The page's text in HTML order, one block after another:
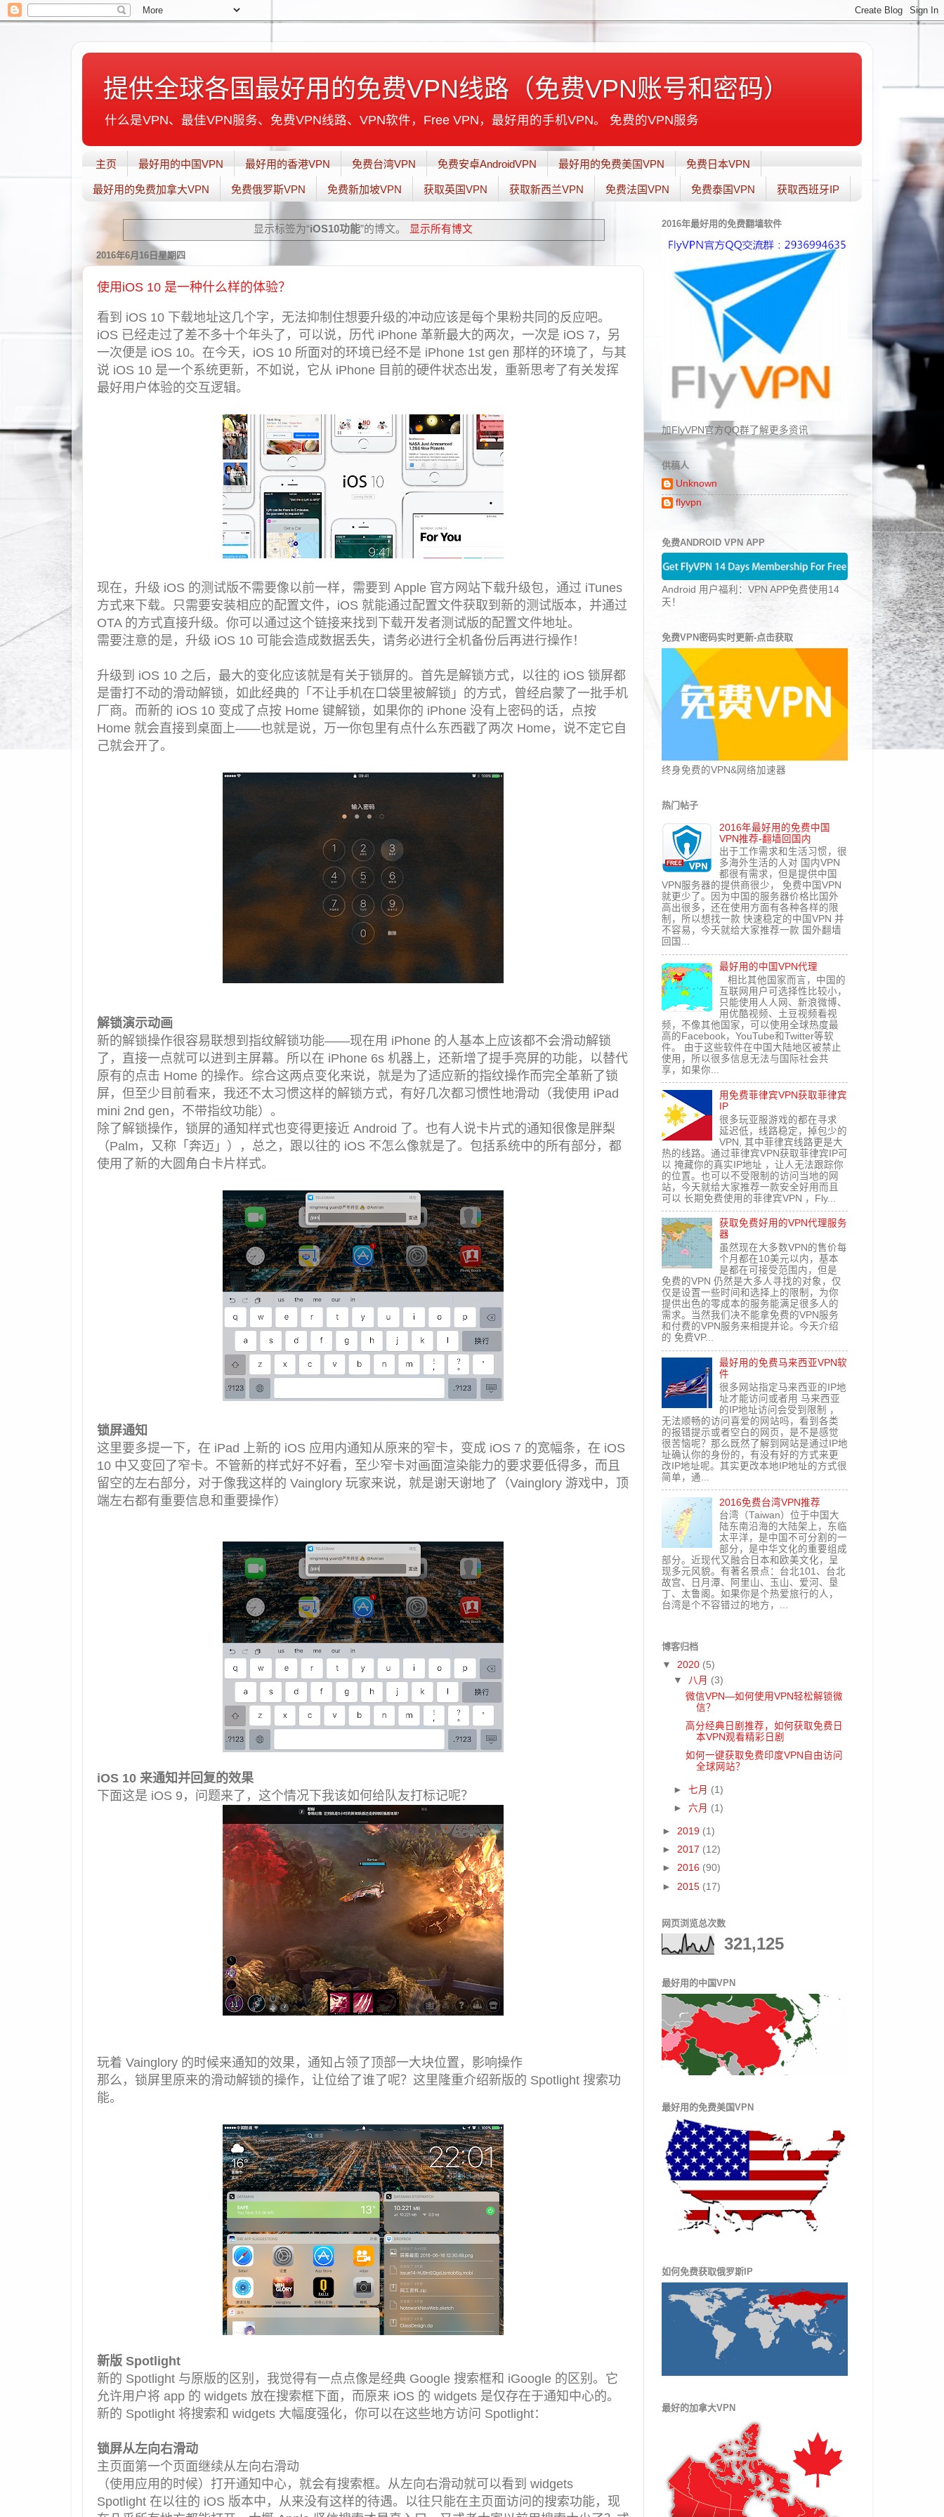
提供全球各国最好用的免费VPN线路（免费VPN账号和密码）
什么是VPN、最佳VPN服务、免费VPN线路、VPN软件，Free VPN，最好用的手机VPN。 免费的VPN服务
主页 最好用的中国VPN 最好用的香港VPN 免费台湾VPN 免费安卓AndroidVPN 最好用的免费美国VPN 免费日本VPN
最好用的免费加拿大VPN 免费俄罗斯VPN 免费新加坡VPN 获取英国VPN 获取新西兰VPN 免费法国VPN 免费泰国VPN 获取西班牙IP
显示标签为“iOS10功能”的博文。 显示所有博文
2016年6月16日星期四
使用iOS 10 是一种什么样的体验？
看到 iOS 10 下载地址这几个字，无法抑制住想要升级的冲动应该是每个果粉共同的反应吧。
iOS 已经走过了差不多十个年头了，可以说，历代 iPhone 革新最大的两次，一次是 iOS 7，另
一次便是 iOS 10。在今天，iOS 10 所面对的环境已经不是 iPhone 1st gen 那样的环境了，与其
说 iOS 10 是一个系统更新，不如说，它从 iPhone 目前的硬件状态出发，重新思考了有关发挥
最好用户体验的交互逻辑。
现在，升级 iOS 的测试版不需要像以前一样，需要到 Apple 官方网站下载升级包，通过 iTunes
方式来下载。只需要安装相应的配置文件，iOS 就能通过配置文件获取到新的测试版本，并通过
OTA 的方式直接升级。你可以通过这个链接来找到下载开发者测试版的配置文件地址。
需要注意的是，升级 iOS 10 可能会造成数据丢失，请务必进行全机备份后再进行操作！
升级到 iOS 10 之后，最大的变化应该就是有关于锁屏的。首先是解锁方式，以往的 iOS 锁屏都
是雷打不动的滑动解锁，如此经典的「不让手机在口袋里被解锁」的方式，曾经启蒙了一批手机
厂商。而新的 iOS 10 变成了点按 Home 键解锁，如果你的 iPhone 没有上密码的话，点按
Home 就会直接到桌面上——也就是说，万一你包里有点什么东西戳了两次 Home，说不定它自
己就会开了。
解锁演示动画
新的解锁操作很容易联想到指纹解锁功能——现在用 iPhone 的人基本上应该都不会滑动解锁
了，直接一点就可以进到主屏幕。所以在 iPhone 6s 机器上，还新增了提手亮屏的功能，以替代
原有的点击 Home 的操作。综合这两点变化来说，就是为了适应新的指纹操作而完全革新了锁
屏，但至少目前看来，我还不太习惯这样的解锁方式，有好几次都习惯性地滑动（我使用 iPad
mini 2nd gen，不带指纹功能）。
除了解锁操作，锁屏的通知样式也变得更接近 Android 了。也有人说卡片式的通知很像是胖梨
（Palm，又称「奔迈」），总之，跟以往的 iOS 不怎么像就是了。包括系统中的所有部分，都
使用了新的大圆角白卡片样式。
锁屏通知
这里要多提一下，在 iPad 上新的 iOS 应用内通知从原来的窄卡，变成 iOS 7 的宽幅条，在 iOS
10 中又变回了窄卡。不管新的样式好不好看，至少窄卡对画面渲染能力的要求要低得多，而且
留空的左右部分，对于像我这样的 Vainglory 玩家来说，就是谢天谢地了（Vainglory 游戏中，顶
端左右都有重要信息和重要操作）
iOS 10 来通知并回复的效果
下面这是 iOS 9，问题来了，这个情况下我该如何给队友打标记呢？
玩着 Vainglory 的时候来通知的效果，通知占领了顶部一大块位置，影响操作
那么，锁屏里原来的滑动解锁的操作，让位给了谁了呢？这里隆重介绍新版的 Spotlight 搜索功
能。
新版 Spotlight
新的 Spotlight 与原版的区别，我觉得有一点点像是经典 Google 搜索框和 iGoogle 的区别。它
允许用户将 app 的 widgets 放在搜索框下面，而原来 iOS 的 widgets 是仅存在于通知中心的。
新的 Spotlight 将搜索和 widgets 大幅度强化，你可以在这些地方访问 Spotlight：
锁屏从左向右滑动
主页面第一个页面继续从左向右滑动
（使用应用的时候）打开通知中心，就会有搜索框。从左向右滑动就可以看到 widgets
Spotlight 在以往的 iOS 版本中，从来没有这样的待遇。以往只能在主页面访问的搜索功能，现
2016年最好用的免费翻墙软件
加FlyVPN官方QQ群了解更多资讯
供稿人
Unknown
flyvpn
免费ANDROID VPN APP
Android 用户福利：VPN APP免费使用14
天！
免费VPN密码实时更新-点击获取
终身免费的VPN&网络加速器
热门帖子
2016年最好用的免费中国
VPN推荐-翻墙回国内
出于工作需求和生活习惯，很
多海外生活的人对 国内VPN
都很有需求，但是提供中国
VPN服务器的提供商很少， 免费中国VPN
就更少了。因为中国的服务器价格比国外
高出很多，还在使用方面有各种各样的限
制，所以想找一款 快速稳定的中国VPN 并
不容易，今天就给大家推荐一款 国外翻墙
回国...
最好用的中国VPN代理
相比其他国家而言，中国的
互联网用户可选择性比较小，
只能使用人人网、新浪微博、
用优酷视频、土豆视频看视
频，不像其他国家，可以使用全球热度最
高的Facebook，YouTube和Twitter等软
件。 由于这些软件在中国大陆地区被禁止
使用，所以很多信息无法与国际社会共
享，如果你...
用免费菲律宾VPN获取菲律宾
IP
很多玩亚服游戏的都在寻求
延迟低，线路稳定，掉包少的
VPN, 其中菲律宾线路更是大
热的线路。通过菲律宾VPN获取菲律宾IP可
以 掩藏你的真实IP地址 ，让人无法跟踪你
的位置。也可以不受限制的访问当地的网
站，今天就给大家推荐一款安全好用而且
可以 长期免费使用的菲律宾VPN ，Fly...
获取免费好用的VPN代理服务
器
虽然现在大多数VPN的售价每
个月都在10美元以内，基本
是都在可接受范围内，但是
免费的VPN 仍然是大多人寻找的对象，仅
仅是设置一些时间和选择上的限制，为你
提供出色的零成本的服务能满足很多人的
需求。当然我们决不能拿免费的VPN服务
和付费的VPN服务来相提并论。今天介绍
的 免费VP...
最好用的免费马来西亚VPN软
件
很多网站指定马来西亚的IP地
址才能访问或者用 马来西亚
的IP地址访问会受到限制 ，
无法顺畅的访问喜爱的网站吗，看到各类
的报错提示或者空白的网页，是不是感觉
很苦恼呢？那么既然了解到网站是通过IP地
址确认你的身份的，有没有好的方式来更
改IP地址呢。其实更改本地IP地址的方式很
简单，通...
2016免费台湾VPN推荐
台湾（Taiwan）位于中国大
陆东南沿海的大陆架上，东临
太平洋，是中国不可分割的一
部分，是中华文化的重要组成
部分。近现代又融合日本和欧美文化，呈
现多元风貌。有著名景点：台北101、台北
故宫、日月潭、阿里山、玉山、爱河、垦
丁、太鲁阁。如果你是个热爱旅行的人，
台湾是个不容错过的地方，...
博客归档
▼ 2020 (5)
▼ 八月 (3)
微信VPN—如何使用VPN轻松解锁微
信？
高分经典日剧推荐，如何获取免费日
本VPN观看精彩日剧
如何一键获取免费印度VPN自由访问
全球网站？
►七月 (1)
►六月 (1)
► 2019 (1)
► 2017 (12)
► 2016 (90)
► 2015 (17)
网页浏览总次数
321,125
最好用的中国VPN
最好用的免费美国VPN
如何免费获取俄罗斯IP
最好的加拿大VPN